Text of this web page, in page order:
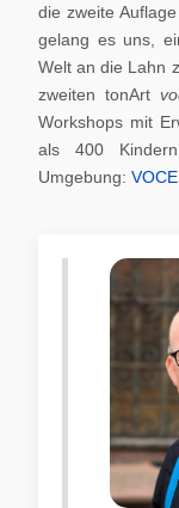
die zweite
gelang es uns,
Welt an die Lahn
zweiten tonArt
Workshops mit
als 400
Umgebung: